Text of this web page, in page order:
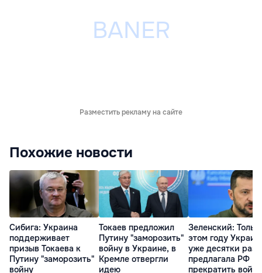
Разместить рекламу на сайте
Похожие новости
Сибига: Украина
поддерживает
призыв Токаева к
Путину "заморозить"
войну
Токаев предложил
Путину "заморозить"
войну в Украине, в
Кремле отвергли
идею
Зеленский:
этом году
уже десятки раз
предлагала РФ
прекратить войну